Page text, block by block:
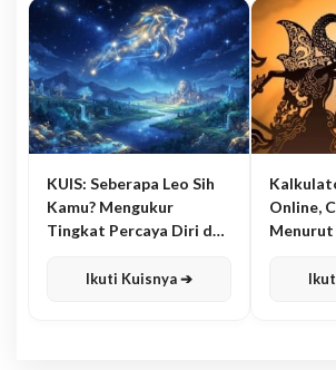
KUIS: Seberapa Leo Sih
Kamu? Mengukur
Tingkat Percaya Diri dan
Ikuti Kuisnya ➔
Online,
Menurut